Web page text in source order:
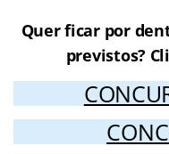
Quer ficar por
previstos?